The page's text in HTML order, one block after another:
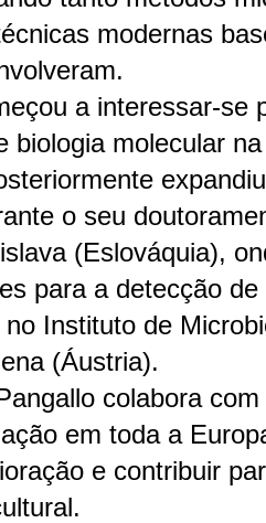
modernas
a interessar-se
biologia molecular
o seu
(Eslováquia),
para a detecção
Instituto de
(Áustria).
colabora
em toda a
e contribuir